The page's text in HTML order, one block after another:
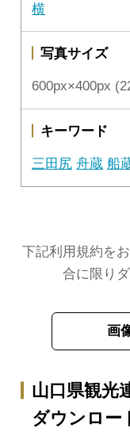
横
写真サイズ
600px×400px
キーワード
三田尻 舟蔵 船
下記利用規約を
合に限り
画
山口県観光
ダウンロ